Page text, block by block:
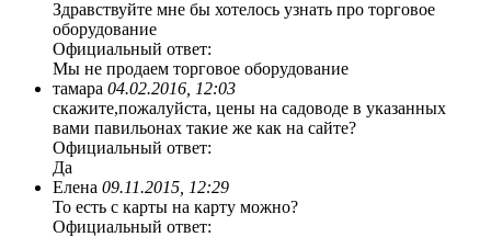
Здравствуйте мне бы хотелось узнать про торговое
оборудование
Официальный ответ:
Мы не продаем торговое оборудование
тамара 04.02.2016, 12:03
скажите,пожалуйста, цены на садоводе в указанных
вами павильонах такие же как на сайте?
Официальный ответ:
Да
Елена 09.11.2015, 12:29
То есть с карты на карту можно?
Официальный ответ: